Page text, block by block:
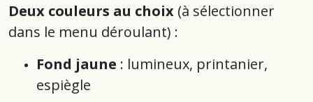
Deux couleurs au choix (à sélectionner
dans le menu déroulant) :
Fond jaune : lumineux, printanier,
espiègle